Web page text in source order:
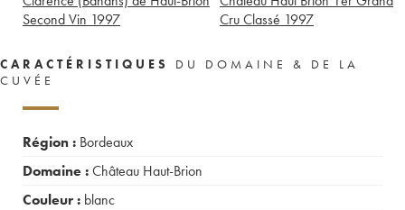
Second Vin 1997
Cru Classé 1997
CARACTÉRISTIQUES
DU DOMAINE & DE LA
CUVÉE
Région : Bordeaux
Domaine :Château Haut-Brion
Couleur : blanc